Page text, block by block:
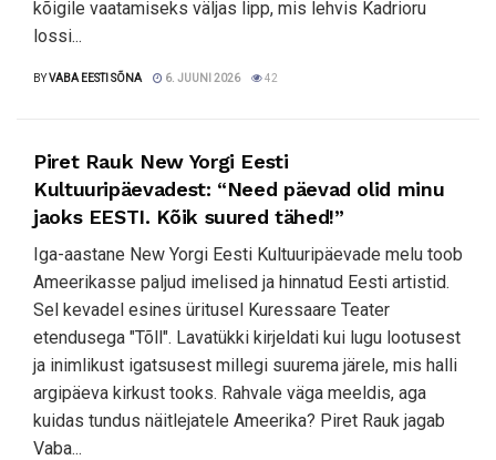
kõigile vaatamiseks väljas lipp, mis lehvis Kadrioru
lossi...
BYVABA EESTI SÕNA 6. JUUNI 2026 42
Piret Rauk New Yorgi Eesti
Kultuuripäevadest: “Need päevad olid minu
jaoks EESTI. Kõik suured tähed!”
Iga-aastane New Yorgi Eesti Kultuuripäevade melu toob
Ameerikasse paljud imelised ja hinnatud Eesti artistid.
Sel kevadel esines üritusel Kuressaare Teater
etendusega "Tõll". Lavatükki kirjeldati kui lugu lootusest
ja inimlikust igatsusest millegi suurema järele, mis halli
argipäeva kirkust tooks. Rahvale väga meeldis, aga
kuidas tundus näitlejatele Ameerika? Piret Rauk jagab
Vaba...